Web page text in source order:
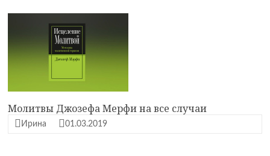
Молитвы Джозефа Мерфи на все случаи
Ирина 01.03.2019